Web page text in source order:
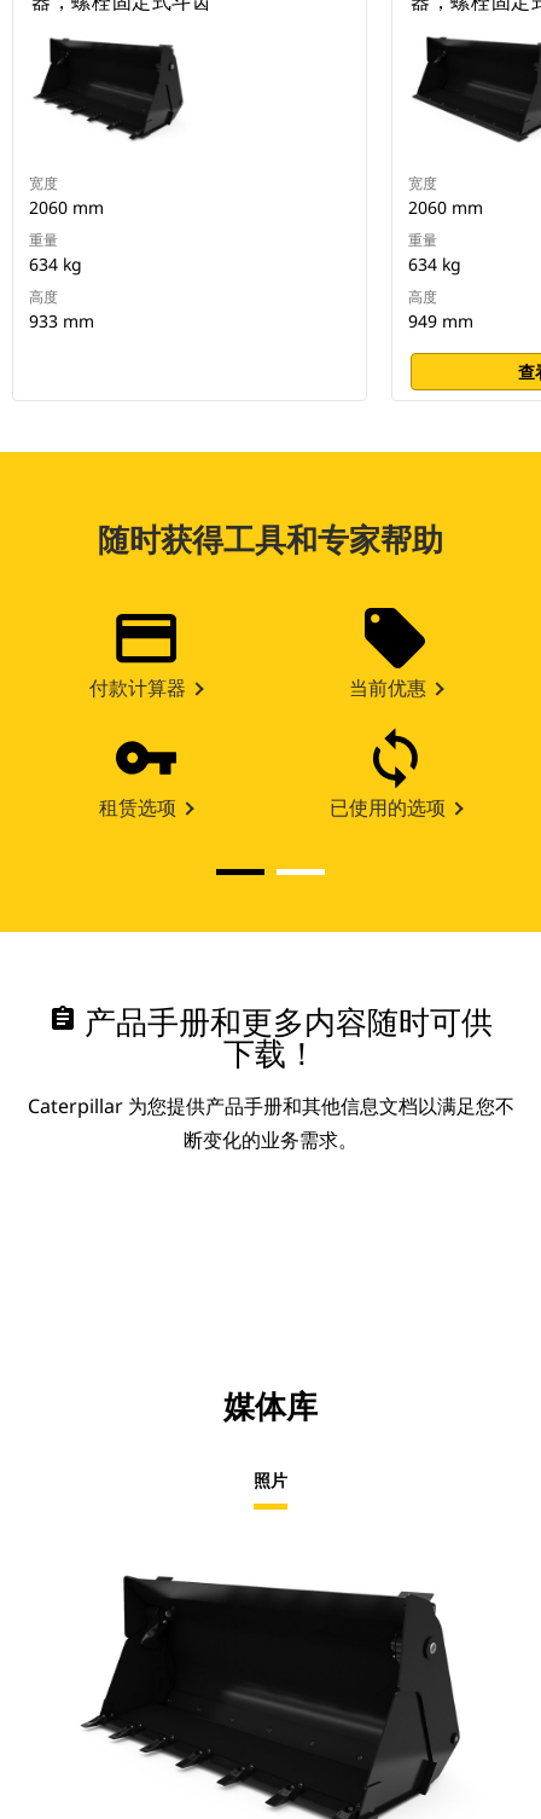
宽度
2060 mm
重量
634 kg
高度
933 mm
宽度
2060 mm
重量
634 kg
高度
949 mm
查
随时获得工具和专家帮助
付款计算器 当前优惠
租赁选项 已使用的选项
assignment 产品手册和更多内容随时可供
下载！
Caterpillar 为您提供产品手册和其他信息文档以满足您不
断变化的业务需求。
媒体库
照片